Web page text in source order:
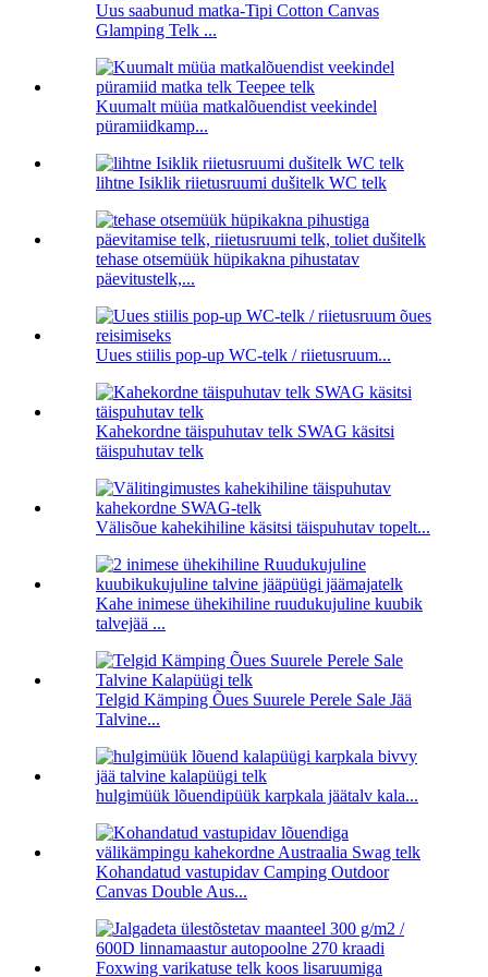
Uus saabunud matka-Tipi Cotton Canvas
Glamping Telk ...
Kuumalt müüa matkalõuendist veekindel
püramiidkamp...
lihtne Isiklik riietusruumi dušitelk WC telk
tehase otsemüük hüpikakna pihustatav
päevitustelk,...
Uues stiilis pop-up WC-telk / riietusruum...
Kahekordne täispuhutav telk SWAG käsitsi
täispuhutav telk
Välisõue kahekihiline käsitsi täispuhutav topelt...
Kahe inimese ühekihiline ruudukujuline kuubik
talvejää ...
Telgid Kämping Õues Suurele Perele Sale Jää
Talvine...
hulgimüük lõuendipüük karpkala jäätalv kala...
Kohandatud vastupidav Camping Outdoor
Canvas Double Aus...